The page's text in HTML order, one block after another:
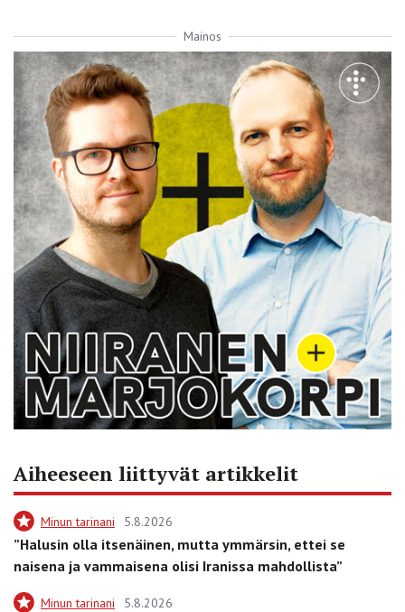
Mainos
Aiheeseen liittyvät artikkelit
Minun tarinani 5.8.2026
”Halusin olla itsenäinen, mutta ymmärsin, ettei se
naisena ja vammaisena olisi Iranissa mahdollista”
Minun tarinani 5.8.2026